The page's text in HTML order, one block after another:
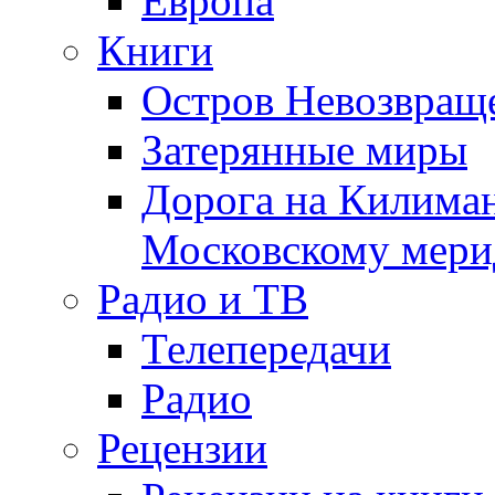
Книги
Остров
Затерянные миры
Дорога на
Московскому
Радио и ТВ
Телепередачи
Радио
Рецензии